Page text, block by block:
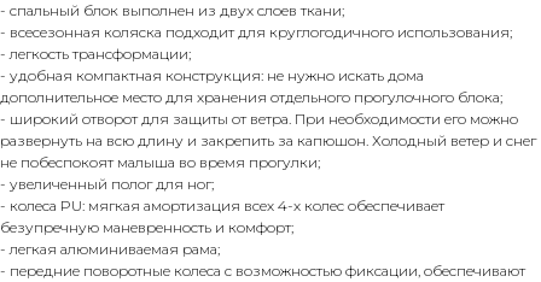
- спальный блок выполнен из двух слоев ткани;
- всесезонная коляска подходит для круглогодичного использования;
- легкость трансформации;
- удобная компактная конструкция: не нужно искать дома
дополнительное место для хранения отдельного прогулочного блока;
- широкий отворот для защиты от ветра. При необходимости его можно
развернуть на всю длину и закрепить за капюшон. Холодный ветер и снег
не побеспокоят малыша во время прогулки;
- увеличенный полог для ног;
- колеса PU: мягкая амортизация всех 4-х колес обеспечивает
безупречную маневренность и комфорт;
- легкая алюминиваемая рама;
- передние поворотные колеса с возможностью фиксации, обеспечивают